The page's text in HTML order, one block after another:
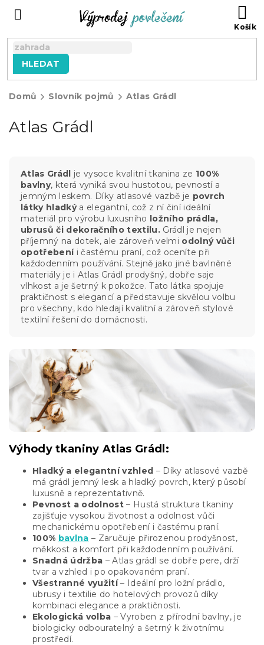
HLEDAT
Domů Slovník pojmů Atlas Grádl
Atlas Grádl
Atlas Grádl je vysoce kvalitní tkanina ze 100%
bavlny, která vyniká svou hustotou, pevností a
jemným leskem. Díky atlasové vazbě je povrch
látky hladkýa elegantní, což z ní činí ideální
materiál pro výrobu luxusního ložního prádla,
ubrusů či dekoračního textilu. Grádl je nejen
příjemný na dotek, ale zároveň velmi odolný vůči
opotřebeníi častému praní, což oceníte při
každodenním používání. Stejně jako jiné bavlněné
materiály je i Atlas Grádl prodyšný, dobře saje
vlhkost a je šetrný k pokožce. Tato látka spojuje
praktičnost s elegancí a představuje skvělou volbu
pro všechny, kdo hledají kvalitní a zároveň stylové
textilní řešení do domácnosti.
Výhody tkaniny Atlas Grádl:
Hladký a elegantní vzhled – Díky atlasové vazbě
má grádl jemný lesk a hladký povrch, který působí
luxusně a reprezentativně.
Pevnost a odolnost – Hustá struktura tkaniny
zajišťuje vysokou životnost a odolnost vůči
mechanickému opotřebení i častému praní.
100% bavlna – Zaručuje přirozenou prodyšnost,
měkkost a komfort při každodenním používání.
Snadná údržba – Atlas grádl se dobře pere, drží
tvar a vzhled i po opakovaném praní.
Všestranné využití– Ideální pro ložní prádlo,
ubrusy i textilie do hotelových provozů díky
kombinaci elegance a praktičnosti.
Ekologická volba – Vyroben z přírodní bavlny, je
biologicky odbouratelný a šetrný k životnímu
prostředí.